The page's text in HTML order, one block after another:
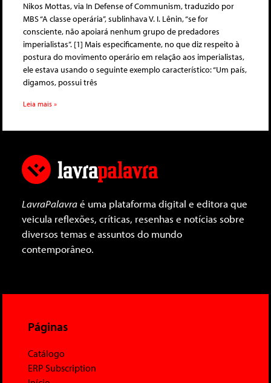
Nikos Mottas, via In Defense of Communism, traduzido por
MBS “A classe operária”, sublinhava V. I. Lênin, “se for
consciente, não apoiará nenhum grupo de predadores
imperialistas”. [1] Mais especificamente, no que diz respeito à
postura do movimento operário em relação aos imperialistas,
ele estava usando o seguinte exemplo característico: “Um país,
digamos, possui três
Leia mais »
LavraPalavraé uma plataforma digital e editora que
veicula reflexões, críticas, resenhas e notícias sobre
diversos temas e assuntos do mundo
contemporâneo.
Páginas
Catálogo
ERP Subscription